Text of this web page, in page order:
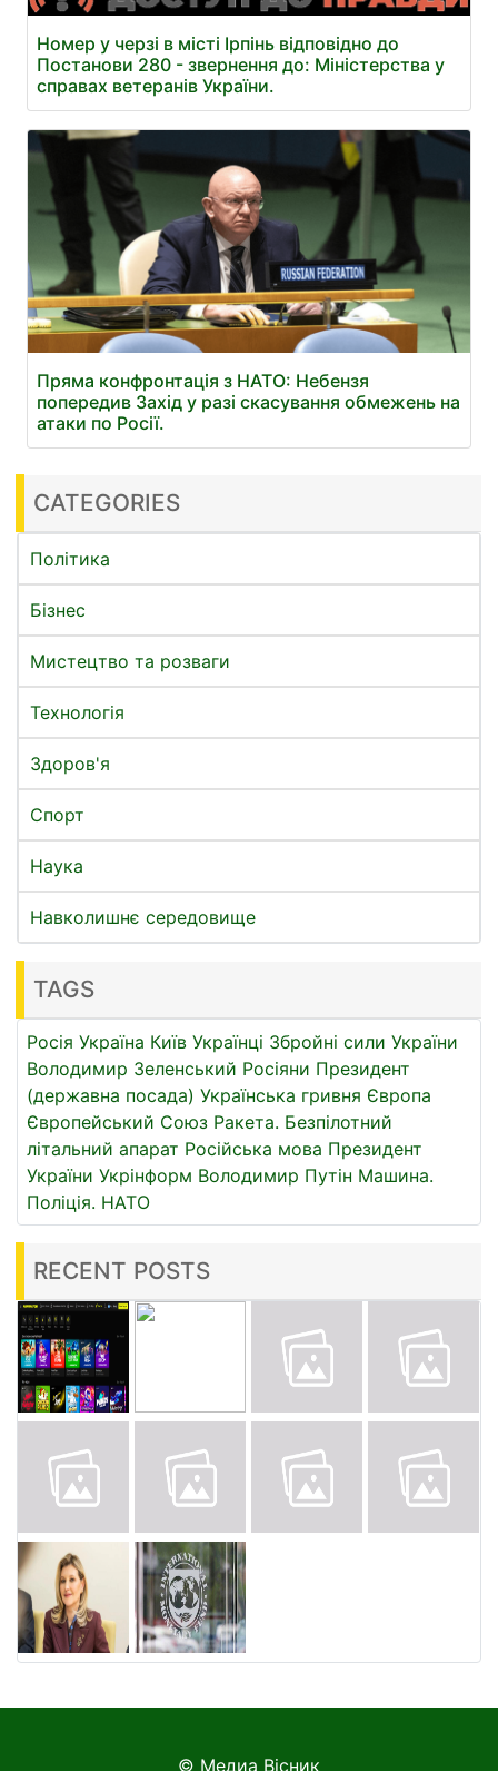
Номер у черзі в місті Ірпінь відповідно до
Постанови 280 - звернення до: Міністерства у
справах ветеранів України.
Пряма конфронтація з НАТО: Небензя
попередив Захід у разі скасування обмежень на
атаки по Росії.
CATEGORIES
Політика
Бізнес
Мистецтво та розваги
Технологія
Здоров'я
Спорт
Наука
Навколишнє середовище
TAGS
Росія Україна Київ Українці Збройні сили України
Володимир Зеленський Росіяни Президент
(державна посада) Українська гривня Європа
Європейський Союз Ракета. Безпілотний
літальний апарат Російська мова Президент
України Укрінформ Володимир Путін Машина.
Поліція. НАТО
RECENT POSTS
© Медиа Вісник